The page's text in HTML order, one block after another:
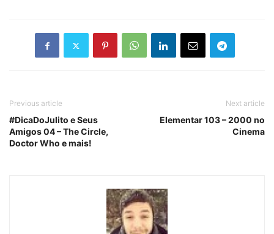
Previous article
#DicaDoJulito e Seus
Amigos 04 – The Circle,
Doctor Who e mais!
Next article
Elementar 103 – 2000 no
Cinema